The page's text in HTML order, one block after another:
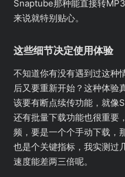
Snaptube那种能直接转
来说就特别贴心。
这些细节决定使用体验
不知道你有没有遇到过这种
后又要重新开始？这种体验
该要有断点续传功能，就像
还有批量下载功能也很重要
频，要是一个个手动下载，
也是个关键指标，我实测过
速度能差两三倍呢。